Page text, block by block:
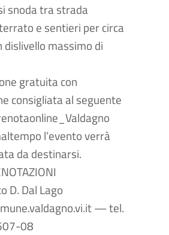
snoda tra strada
e sentieri per circa
dislivello massimo di
gratuita con
consigliata al seguente
l’evento verrà
da destinarsi.
D. Dal Lago
— tel.
08